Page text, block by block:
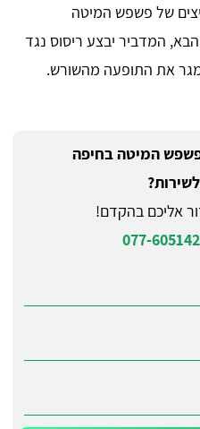
של פשפש המיטה
המדביר יבצע ריסוס נגד
את התופעה מהשורש.
המיטה בחיפה
אליכם בהקדם!
077-